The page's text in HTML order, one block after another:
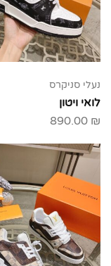
נעלי סניקרס
לואי ויטון
890.00 ₪